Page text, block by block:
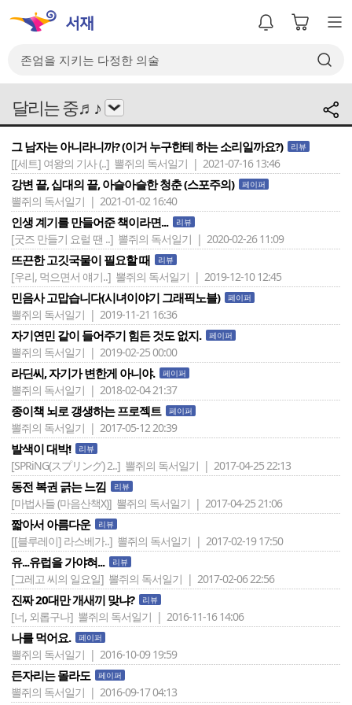
달리는 중♬♪
그 남자는 아니라니까? (이거 누구한테 하는 소리일까요?) 리뷰
[[세트] 여왕의 기사 (..] 뽈쥐의 독서일기 | 2021-07-16 13:46
강변 끝, 십대의 끝, 아슬아슬한 청춘 (스포주의) 페이퍼
뽈쥐의 독서일기 | 2021-01-02 16:40
인생 계기를 만들어준 책이라면... 리뷰
[굿즈 만들기 요럴 땐 ..] 뽈쥐의 독서일기 | 2020-02-26 11:09
뜨끈한 고깃국물이 필요할 때 리뷰
[우리, 먹으면서 얘기..] 뽈쥐의 독서일기 | 2019-12-10 12:45
민음사 고맙습니다(시녀이야기 그래픽노블) 페이퍼
뽈쥐의 독서일기 | 2019-11-21 16:36
자기연민 같이 들어주기 힘든 것도 없지. 페이퍼
뽈쥐의 독서일기 | 2019-02-25 00:00
라딘씨, 자기가 변한게 아니야. 페이퍼
뽈쥐의 독서일기 | 2018-02-04 21:37
종이책 뇌로 갱생하는 프로젝트 페이퍼
뽈쥐의 독서일기 | 2017-05-12 20:39
발색이 대박! 리뷰
[SPRiNG(スプリング) 2..] 뽈쥐의 독서일기 | 2017-04-25 22:13
동전 복권 긁는 느낌 리뷰
[마법사들 (마음산책X)] 뽈쥐의 독서일기 | 2017-04-25 21:06
짧아서 아름다운 리뷰
[[블루레이] 라스베가..] 뽈쥐의 독서일기 | 2017-02-19 17:50
유...유럽을 가야혀... 리뷰
[그레고 씨의 일요일] 뽈쥐의 독서일기 | 2017-02-06 22:56
진짜 20대만 개새끼 맞냐? 리뷰
[너, 외롭구나] 뽈쥐의 독서일기 | 2016-11-16 14:06
나를 먹어요. 페이퍼
뽈쥐의 독서일기 | 2016-10-09 19:59
든자리는 몰라도 페이퍼
뽈쥐의 독서일기 | 2016-09-17 04:13